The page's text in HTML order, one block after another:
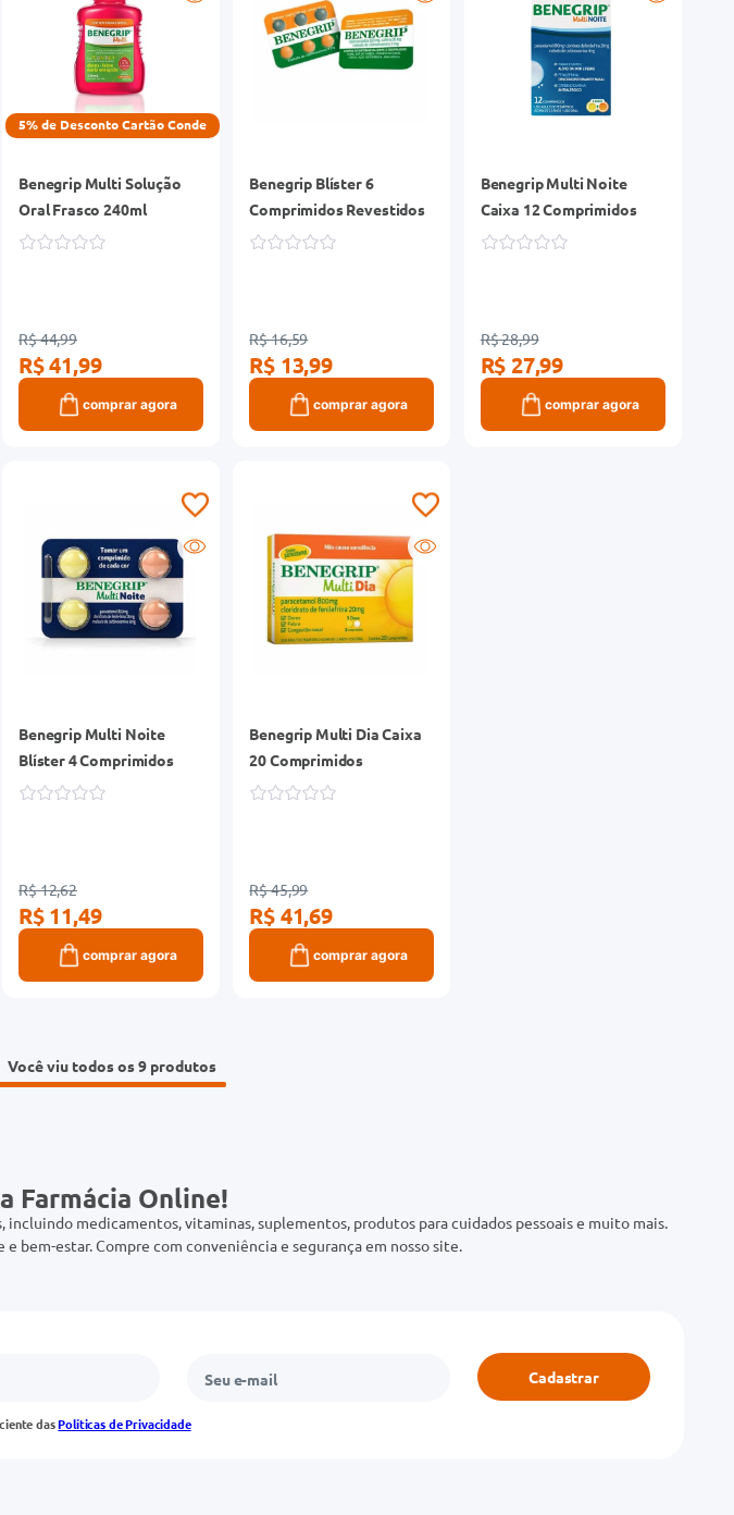
5% de Desconto Cartão Conde
Benegrip Multi Solução
Oral Frasco 240ml
R$ 44,99
R$ 41,99
comprar agora
Benegrip Blíster 6
Comprimidos Revestidos
R$ 16,59
R$ 13,99
comprar agora
Benegrip Multi Noite
Caixa 12 Comprimidos
R$ 28,99
R$ 27,99
comprar agora
Benegrip Multi Noite
Blíster 4 Comprimidos
R$ 12,62
R$ 11,49
comprar agora
Benegrip Multi Dia Caixa
20 Comprimidos
R$ 45,99
R$ 41,69
comprar agora
Você viu todos os 9
Farmácia Online!
medicamentos, vitaminas, suplementos, produtos para cuidados pessoais e muito mais.
e bem-estar. Compre com conveniência e segurança em nosso site.
dasPolíticas de Privacidade
Cadastrar